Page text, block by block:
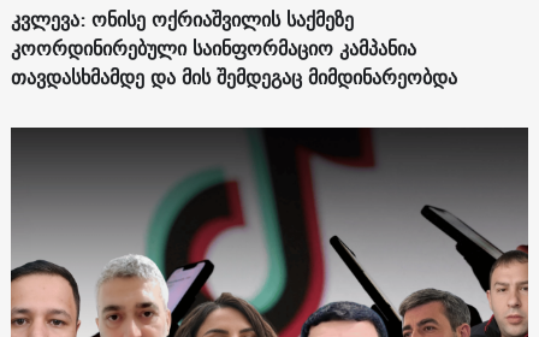
კვლევა: ონისე ოქრიაშვილის საქმეზე
კოორდინირებული საინფორმაციო კამპანია
თავდასხმამდე და მის შემდეგაც მიმდინარეობდა